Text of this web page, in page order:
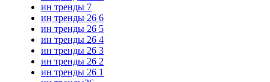
ин тренды 7
ин тренды 26 6
ин тренды 26 5
ин тренды 26 4
ин тренды 26 3
ин тренды 26 2
ин тренды 26 1